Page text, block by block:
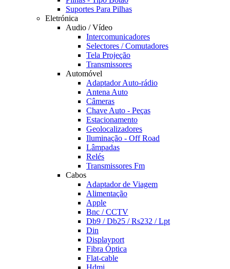
Suportes Para Pilhas
Eletrónica
Audio / Vídeo
Intercomunicadores
Selectores / Comutadores
Tela Projeção
Transmissores
Automóvel
Adaptador Auto-rádio
Antena Auto
Câmeras
Chave Auto - Peças
Estacionamento
Geolocalizadores
Iluminação - Off Road
Lâmpadas
Relés
Transmissores Fm
Cabos
Adaptador de Viagem
Alimentação
Apple
Bnc / CCTV
Db9 / Db25 / Rs232 / Lpt
Din
Displayport
Fibra Óptica
Flat-cable
Hdmi